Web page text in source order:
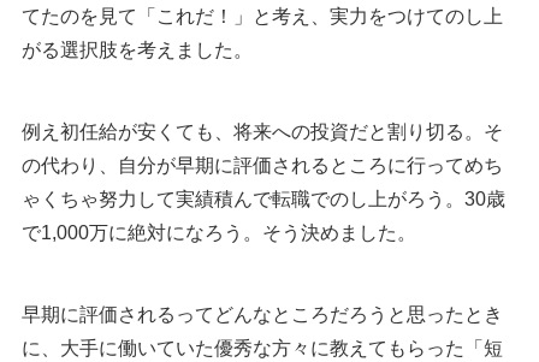
てたのを見て「これだ！」と考え、実力をつけてのし上
がる選択肢を考えました。
例え初任給が安くても、将来への投資だと割り切る。そ
の代わり、自分が早期に評価されるところに行ってめち
ゃくちゃ努力して実績積んで転職でのし上がろう。30歳
で1,000万に絶対になろう。そう決めました。
早期に評価されるってどんなところだろうと思ったとき
に、大手に働いていた優秀な方々に教えてもらった「短